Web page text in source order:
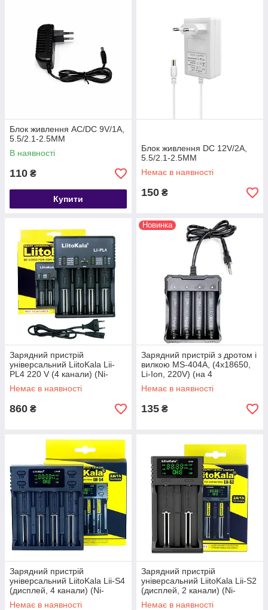
Блок живлення AC/DC 9V/1A,
5.5/2.1-2.5MM
В наявності
110 ₴
Купити
Блок живлення DC 12V/2A,
5.5/2.1-2.5MM
Немає в наявності
150 ₴
Зарядний пристрій
універсальний LiitoKala Lii-
PL4 220 V (4 канали) (Ni-
MH/Ni-CD/Li-ion/LiFe)
Немає в наявності
860 ₴
Новинка
Зарядний пристрій з дротом і
вилкою MS-404A, (4x18650,
Li-Ion, 220V) (на 4
акумулятори 18650)
Немає в наявності
135 ₴
Зарядний пристрій
універсальний LiitoKala Lii-S4
(дисплей, 4 канали) (Ni-
MH/Ni-CD/Li-ion/LiFe, USB)
Немає в наявності
Зарядний пристрій
універсальний LiitoKala Lii-S2
(дисплей, 2 канали) (Ni-
MH/Ni-CD/Li-ion/LiFe, USB)
Немає в наявності